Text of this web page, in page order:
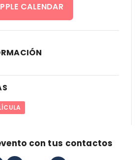
CALENDAR
con tus contactos